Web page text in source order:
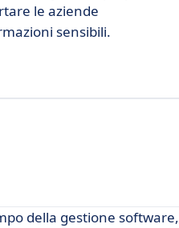
le aziende
sensibili.
della gestione software,